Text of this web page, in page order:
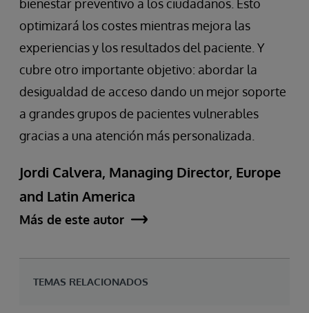
bienestar preventivo a los ciudadanos. Esto
optimizará los costes mientras mejora las
experiencias y los resultados del paciente. Y
cubre otro importante objetivo: abordar la
desigualdad de acceso dando un mejor soporte
a grandes grupos de pacientes vulnerables
gracias a una atención más personalizada.
Jordi Calvera, Managing Director, Europe
and Latin America
Más de este autor
TEMAS RELACIONADOS